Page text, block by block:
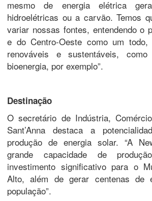
mesmo de energia elétrica
hidroelétricas ou a carvão. Temos
variar nossas fontes, entendendo o
e do Centro-Oeste como um todo,
renováveis e sustentáveis,
bioenergia, por exemplo”.
Destinação
O secretário de Indústria,
Sant’Anna destaca a
produção de energia solar. “A
grande capacidade de
investimento significativo para o
Alto, além de gerar centenas de
população”.